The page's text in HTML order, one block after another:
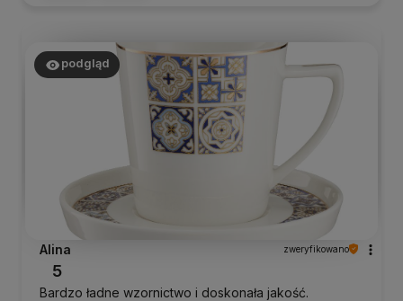
podgląd
Alina zweryfikowano
5
Bardzo ładne wzornictwo i doskonała jakość.